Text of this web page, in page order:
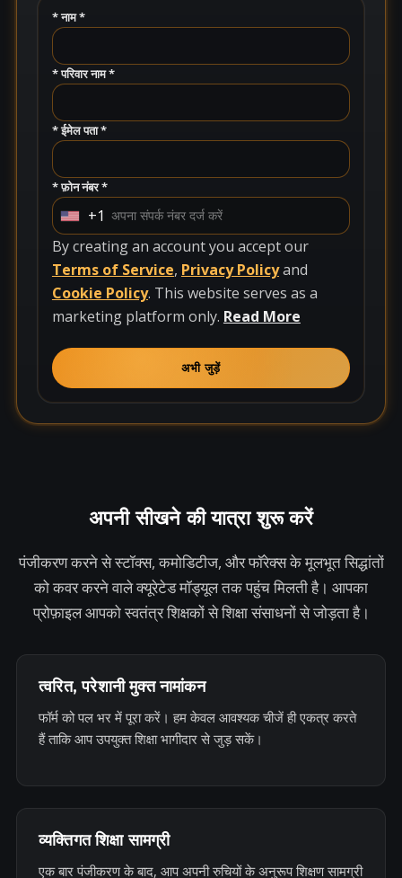
* नाम *
* परिवार नाम *
* ईमेल पता *
* फ़ोन नंबर *
U
n
i
t
e
t
a
t
+1
By creating an account you accept our
Terms of Service, Privacy Policyand
Cookie Policy. This website serves as a
marketing platform only. Read More
अभी जुड़ें
अपनी सीखने की यात्रा शुरू करें
पंजीकरण करने से स्टॉक्स, कमोडिटीज, और फॉरेक्स के मूलभूत सिद्धांतों
को कवर करने वाले क्यूरेटेड मॉड्यूल तक पहुंच मिलती है। आपका
प्रोफ़ाइल आपको स्वतंत्र शिक्षकों से शिक्षा संसाधनों से जोड़ता है।
त्वरित, परेशानी मुक्त नामांकन
फॉर्म को पल भर में पूरा करें। हम केवल आवश्यक चीजें ही एकत्र करते
हैं ताकि आप उपयुक्त शिक्षा भागीदार से जुड़ सकें।
व्यक्तिगत शिक्षा सामग्री
एक बार पंजीकरण के बाद, आप अपनी रुचियों के अनुरूप शिक्षण सामग्री